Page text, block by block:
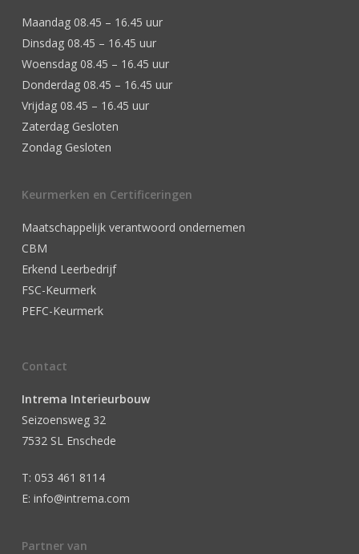
Maandag 08.45 – 16.45 uur
Dinsdag 08.45 – 16.45 uur
Woensdag 08.45 – 16.45 uur
Donderdag 08.45 – 16.45 uur
Vrijdag 08.45 – 16.45 uur
Zaterdag Gesloten
Zondag Gesloten
Keurmerken en Certificeringen
Maatschappelijk verantwoord ondernemen
CBM
Erkend Leerbedrijf
FSC-Keurmerk
PEFC-Keurmerk
Contact
Intrema Interieurbouw
Seizoensweg 32
7532 SL Enschede
T: 053 461 8114
E: info@intrema.com
Partner van